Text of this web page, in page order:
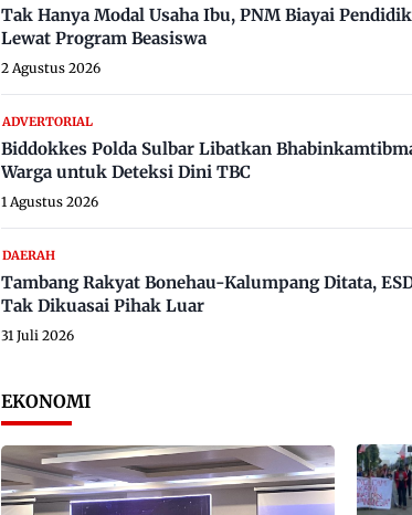
Tak Hanya Modal Usaha Ibu, PNM Biayai
Lewat Program Beasiswa
2 Agustus 2026
ADVERTORIAL
Biddokkes Polda Sulbar Libatkan
Warga untuk Deteksi Dini TBC
1 Agustus 2026
DAERAH
Tambang Rakyat Bonehau-Kalumpang Ditata,
Tak Dikuasai Pihak Luar
31 Juli 2026
EKONOMI